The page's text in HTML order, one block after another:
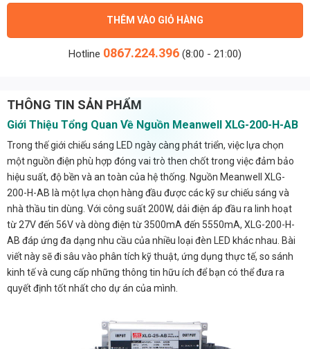
THÊM VÀO GIỎ HÀNG
Hotline 0867.224.396 (8:00 - 21:00)
THÔNG TIN SẢN PHẨM
Giới Thiệu Tổng Quan Về Nguồn Meanwell XLG-200-H-AB
Trong thế giới chiếu sáng LED ngày càng phát triển, việc lựa chọn
một nguồn điện phù hợp đóng vai trò then chốt trong việc đảm bảo
hiệu suất, độ bền và an toàn của hệ thống. Nguồn Meanwell XLG-
200-H-AB là một lựa chọn hàng đầu được các kỹ sư chiếu sáng và
nhà thầu tin dùng. Với công suất 200W, dải điện áp đầu ra linh hoạt
từ 27V đến 56V và dòng điện từ 3500mA đến 5550mA, XLG-200-H-
AB đáp ứng đa dạng nhu cầu của nhiều loại đèn LED khác nhau. Bài
viết này sẽ đi sâu vào phân tích kỹ thuật, ứng dụng thực tế, so sánh
kinh tế và cung cấp những thông tin hữu ích để bạn có thể đưa ra
quyết định tốt nhất cho dự án của mình.